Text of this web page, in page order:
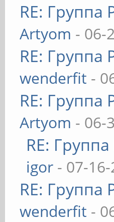
RE: Группа
Artyom - 06-
RE: Группа
wenderfit -
RE: Группа
Artyom - 06-
RE:
igor - 07-
RE: Группа
wenderfit -